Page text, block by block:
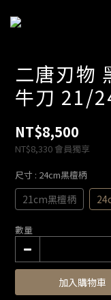
二唐刃物
牛刀 21/
NT$8,500
NT$8,330 會員獨享
尺寸 : 24cm黑檀柄
21cm黑檀柄
數量
加入購物車